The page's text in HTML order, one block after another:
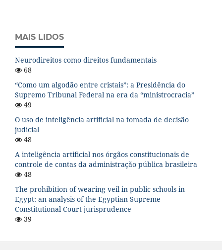
MAIS LIDOS
Neurodireitos como direitos fundamentais
68
“Como um algodão entre cristais”: a Presidência do
Supremo Tribunal Federal na era da “ministrocracia”
49
O uso de inteligência artificial na tomada de decisão
judicial
48
A inteligência artificial nos órgãos constitucionais de
controle de contas da administração pública brasileira
48
The prohibition of wearing veil in public schools in
Egypt: an analysis of the Egyptian Supreme
Constitutional Court jurisprudence
39